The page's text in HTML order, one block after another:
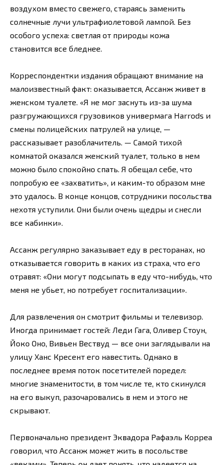
воздухом вместо свежего, стараясь заменить
солнечные лучи ультрафиолетовой лампой. Без
особого успеха: светлая от природы кожа
становится все бледнее.
Корреспондентки издания обращают внимание на
малоизвестный факт: оказывается, Ассанж живет в
женском туалете. «Я не мог заснуть из-за шума
разгружающихся грузовиков универмага Harrods и
смены полицейских патрулей на улице, —
рассказывает разоблачитель. — Самой тихой
комнатой оказался женский туалет, только в нем
можно было спокойно спать. Я обещал себе, что
попробую ее «захватить», и каким-то образом мне
это удалось. В конце концов, сотрудники посольства
нехотя уступили. Они были очень щедры и снесли
все кабинки».
Ассанж регулярно заказывает еду в ресторанах, но
отказывается говорить в каких из страха, что его
отравят: «Они могут подсыпать в еду что-нибудь, что
меня не убьет, но потребует госпитализации».
Для развлечения он смотрит фильмы и телевизор.
Иногда принимает гостей: Леди Гага, Оливер Стоун,
Йоко Оно, Вивьен Вествуд — все они заглядывали на
улицу Ханс Кресент его навестить. Однако в
последнее время поток посетителей поредел:
многие знаменитости, в том числе те, кто скинулся
на его выкуп, разочаровались в нем и этого не
скрывают.
Первоначально президент Эквадора Рафаэль Корреа
говорил, что Ассанж может жить в посольстве